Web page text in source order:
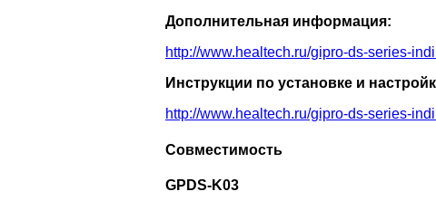
Дополнительная информация:
http://www.healtech.ru/gipro-ds-series-
Инструкции по установке и
http://www.healtech.ru/gipro-ds-series-
Совместимость
GPDS-K03